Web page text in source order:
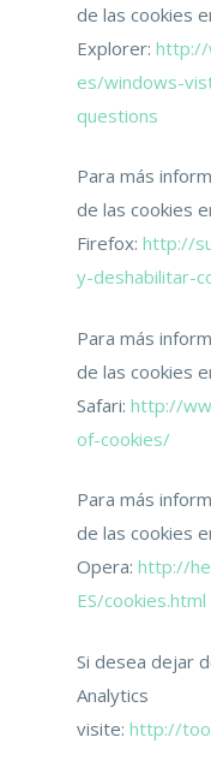
de las cookies
Explorer: http://
es/windows-
questions
Para más
de las cookies
Firefox: http://
y-deshabilitar-
Para más
de las cookies
Safari: http://
of-cookies/
Para más
de las cookies
Opera: http://
ES/cookies.html
Si desea dejar
Analytics
visite: http://